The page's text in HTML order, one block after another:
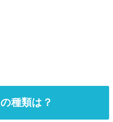
種類は？